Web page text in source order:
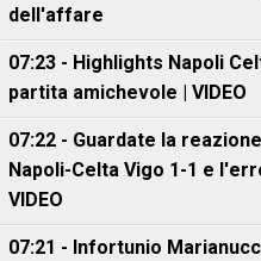
dell'affare
07:23 - Highlights Napoli
partita amichevole | VIDEO
07:22 - Guardate la
Napoli-Celta Vigo 1-1 e
VIDEO
07:21 - Infortunio